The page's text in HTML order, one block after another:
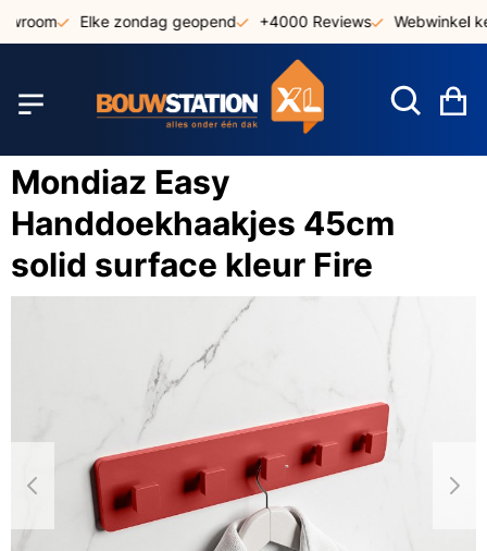
Elke zondag geopend +4000 Reviews Webwinkel
Mondiaz Easy
Handdoekhaakjes 45cm
solid surface kleur Fire